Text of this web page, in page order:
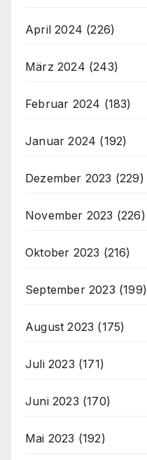
April 2024 (226)
März 2024 (243)
Februar 2024 (183)
Januar 2024 (192)
Dezember 2023 (229)
November 2023 (226)
Oktober 2023 (216)
September 2023 (199)
August 2023 (175)
Juli 2023 (171)
Juni 2023 (170)
Mai 2023 (192)